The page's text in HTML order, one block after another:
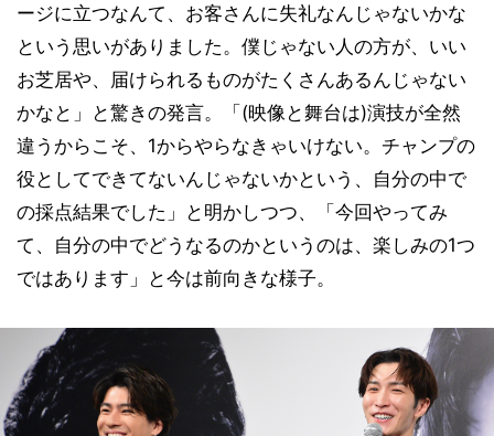
ージに立つなんて、お客さんに失礼なんじゃないかな
という思いがありました。僕じゃない人の方が、いい
お芝居や、届けられるものがたくさんあるんじゃない
かなと」と驚きの発言。「(映像と舞台は)演技が全然
違うからこそ、1からやらなきゃいけない。チャンプの
役としてできてないんじゃないかという、自分の中で
の採点結果でした」と明かしつつ、「今回やってみ
て、自分の中でどうなるのかというのは、楽しみの1つ
ではあります」と今は前向きな様子。